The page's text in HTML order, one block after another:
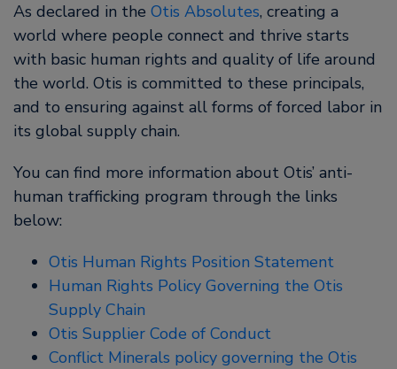
As declared in the Otis Absolutes, creating a
world where people connect and thrive starts
with basic human rights and quality of life around
the world. Otis is committed to these principals,
and to ensuring against all forms of forced labor in
its global supply chain.
You can find more information about Otis’ anti-
human trafficking program through the links
below:
Otis Human Rights Position Statement
Human Rights Policy Governing the Otis
Supply Chain
Otis Supplier Code of Conduct
Conflict Minerals policy governing the Otis